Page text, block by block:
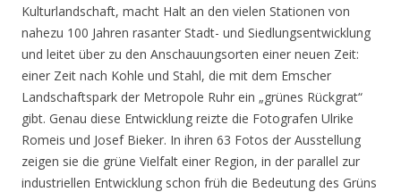
Kulturlandschaft, macht Halt an den vielen Stationen von
nahezu 100 Jahren rasanter Stadt- und Siedlungsentwicklung
und leitet über zu den Anschauungsorten einer neuen Zeit:
einer Zeit nach Kohle und Stahl, die mit dem Emscher
Landschaftspark der Metropole Ruhr ein „grünes Rückgrat“
gibt. Genau diese Entwicklung reizte die Fotografen Ulrike
Romeis und Josef Bieker. In ihren 63 Fotos der Ausstellung
zeigen sie die grüne Vielfalt einer Region, in der parallel zur
industriellen Entwicklung schon früh die Bedeutung des Grüns